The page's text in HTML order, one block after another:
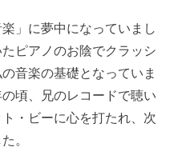
」に夢中になっていまし
ピアノのお陰でクラッシ
音楽の基礎となっていま
頃、兄のレコードで聴い
・ビーに心を打たれ、次
。